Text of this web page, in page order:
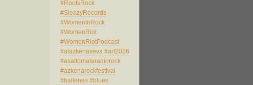
#RootsRock
#SleazyRecords
#WomenInRock
#WomenRiot
#WomenRiotPodcast
#alazkenaseva #arf2026
#asaltomataradiorock
#azkenarockfestival
#ballenas #blues